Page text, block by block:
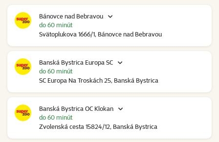
Bánovce nad Bebravou
Svätoplukova 1666/1, Bánovce nad Bebravou
do 60 minút
Banská Bystrica Europa SC
SC Europa Na Troskách 25, Banská Bystrica
do 60 minút
Banská Bystrica OC Klokan
Zvolenská cesta 15824/12, Banská Bystrica
do 60 minút